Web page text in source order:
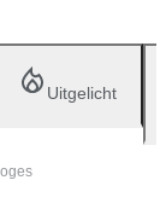
Uitgelicht